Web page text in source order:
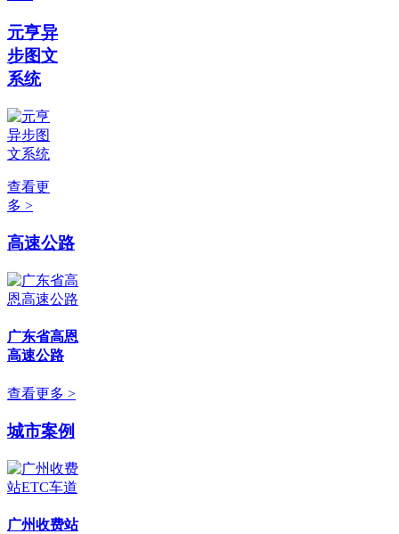
元亨异
步图文
系统
查看更
多 >
高速公路
广东省高恩
高速公路
查看更多 >
城市案例
广州收费站